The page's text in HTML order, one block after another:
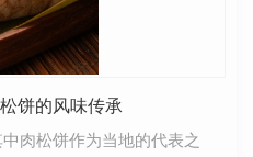
饼的风味传承
肉松饼作为当地的代表之